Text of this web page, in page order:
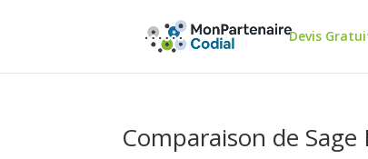
Devis
Comparaison de